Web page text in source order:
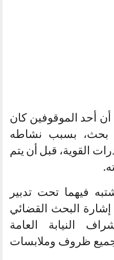
أن أحد الموقوفين كان
بحث، بسبب نشاطه
القوية، قبل أن يتم
فيهما تحت تدبير
البحث القضائي
النيابة العامة
ظروف وملابسات